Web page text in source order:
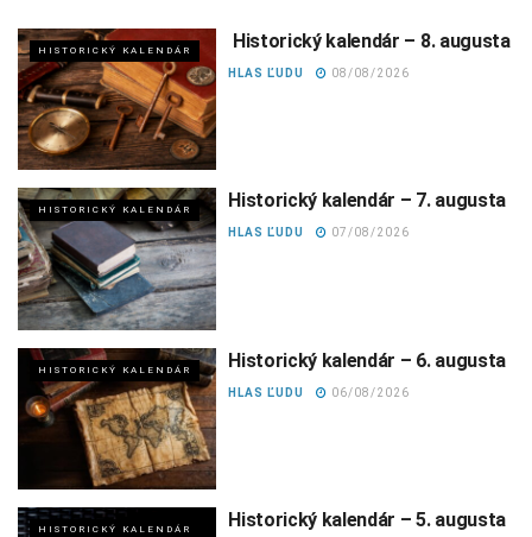
HISTORICKÝ KALENDÁR Historický kalendár – 8. augusta
HLAS ĽUDU 08/08/2026
HISTORICKÝ KALENDÁR Historický kalendár – 7. augusta
HLAS ĽUDU 07/08/2026
HISTORICKÝ KALENDÁR Historický kalendár – 6. augusta
HLAS ĽUDU 06/08/2026
HISTORICKÝ KALENDÁR Historický kalendár – 5. augusta